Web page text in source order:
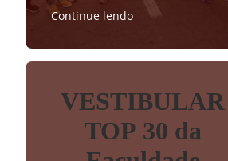
Continue lendo
VESTIBULAR
TOP 30 da